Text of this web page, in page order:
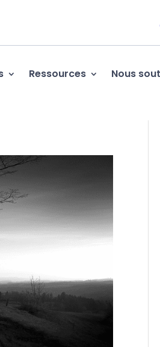
Ressources Nous